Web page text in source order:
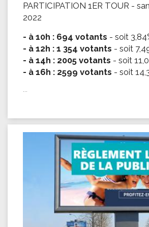
PARTICIPATION 1ER TOUR -
2022
- à 10h : 694 votants - soit
- à 12h : 1 354 votants - soit
- à 14h : 2005 votants - soit
- à 16h : 2599 votants - soit
...